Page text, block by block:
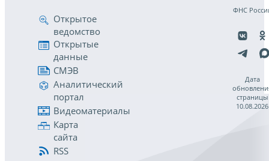
Открытое
ведомство
Открытые
данные
СМЭВ
Аналитический
портал
Видеоматериалы
Карта
сайта
RSS
ФНС
Дата
страницы
10.08.2026